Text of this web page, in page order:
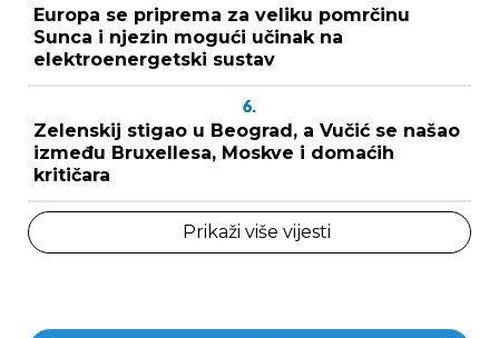
Europa se priprema za veliku pomrčinu
Sunca i njezin mogući učinak na
elektroenergetski sustav
6.
Zelenskij stigao u Beograd, a Vučić se našao
između Bruxellesa, Moskve i domaćih
kritičara
Prikaži više vijesti